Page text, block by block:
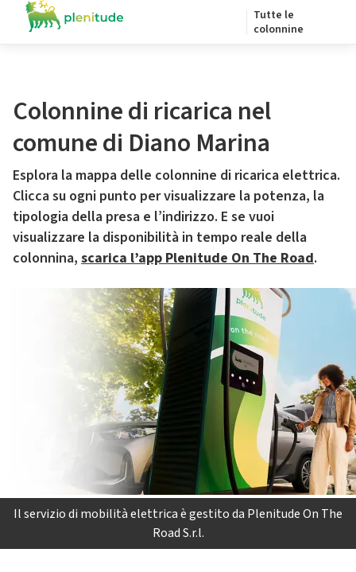
Tutte le
colonnine
Colonnine di ricarica nel
comune di Diano Marina
Esplora la mappa delle colonnine di ricarica elettrica.
Clicca su ogni punto per visualizzare la potenza, la
tipologia della presa e l’indirizzo. E se vuoi
visualizzare la disponibilità in tempo reale della
colonnina, scarica l’app Plenitude On The Road.
Il servizio di mobilità elettrica è gestito da Plenitude On The
Road S.r.l.